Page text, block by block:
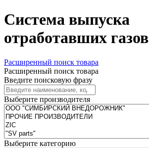
Система выпуска
отработавших газов
Расширенный поиск товара
Расширенный поиск товара
Введите поисковую фразу
Выберите производителя
Выберите категорию